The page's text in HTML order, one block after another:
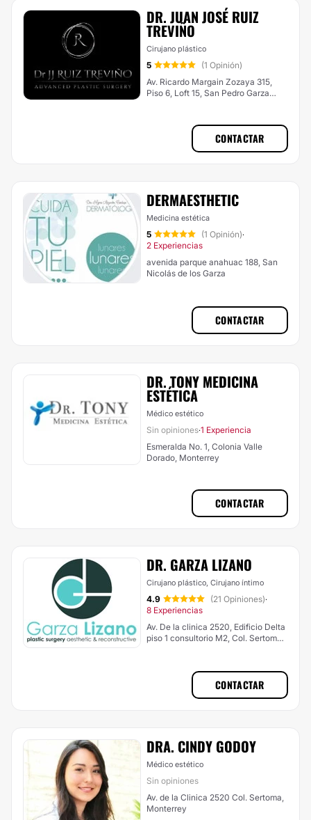
DR. JUAN JOSÉ RUIZ
TREVIÑO
Cirujano plástico
5
(1 Opinión)
Av. Ricardo Margain Zozaya 315,
Piso 6, Loft 15, San Pedro Garza
CONTACTAR
DERMAESTHETIC
Medicina estética
5 (1 Opinión)·
2 Experiencias
avenida parque anahuac 188, San
Nicolás de los Garza
CONTACTAR
DR. TONY MEDICINA
ESTÉTICA
Médico estético
Sin opiniones·1 Experiencia
Esmeralda No. 1, Colonia Valle
Dorado, Monterrey
CONTACTAR
DR. GARZA LIZANO
Cirujano plástico, Cirujano íntimo
4.9 (21 Opiniones)·
8 Experiencias
Av. De la clinica 2520, Edificio Delta
piso 1 consultorio M2, Col. Sertoma,
CONTACTAR
DRA. CINDY GODOY
Médico estético
Sin opiniones
Av. de la Clinica 2520 Col. Sertoma,
Monterrey